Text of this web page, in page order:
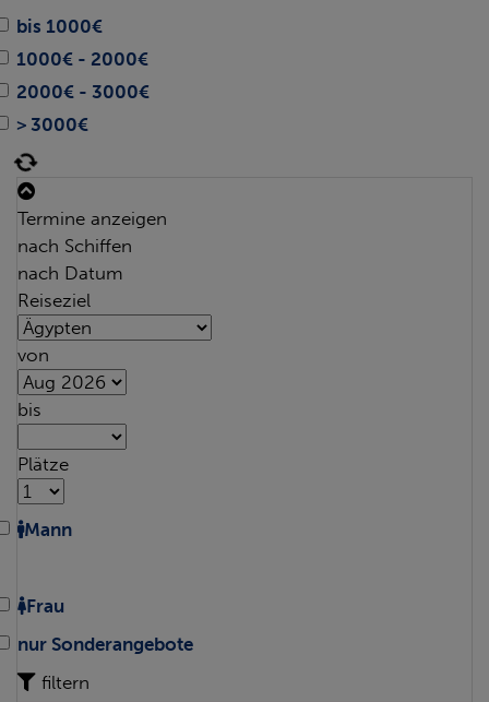
bis 1000€
1000€ - 2000€
2000€ - 3000€
> 3000€
Termine anzeigen
nach Schiffen
nach Datum
Reiseziel
von
bis
Plätze
Mann
Frau
nur Sonderangebote
filtern